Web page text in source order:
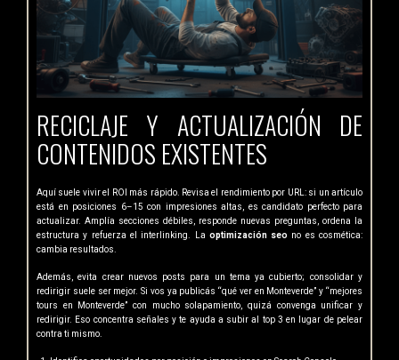
RECICLAJE Y ACTUALIZACIÓN DE
CONTENIDOS EXISTENTES
Aquí suele vivir el ROI más rápido. Revisa el rendimiento por URL: si un artículo
está en posiciones 6–15 con impresiones altas, es candidato perfecto para
actualizar. Amplía secciones débiles, responde nuevas preguntas, ordena la
estructura y refuerza el interlinking. La optimización seo no es cosmética:
cambia resultados.
Además, evita crear nuevos posts para un tema ya cubierto; consolidar y
redirigir suele ser mejor. Si vos ya publicás “qué ver en Monteverde” y “mejores
tours en Monteverde” con mucho solapamiento, quizá convenga unificar y
redirigir. Eso concentra señales y te ayuda a subir al top 3 en lugar de pelear
contra ti mismo.